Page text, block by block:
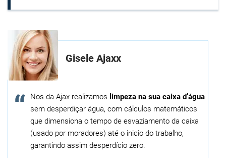
Gisele Ajaxx
Nos da Ajax realizamos limpeza na sua caixa d’água
sem desperdiçar água, com cálculos matemáticos
que dimensiona o tempo de esvaziamento da caixa
(usado por moradores) até o inicio do trabalho,
garantindo assim desperdício zero.